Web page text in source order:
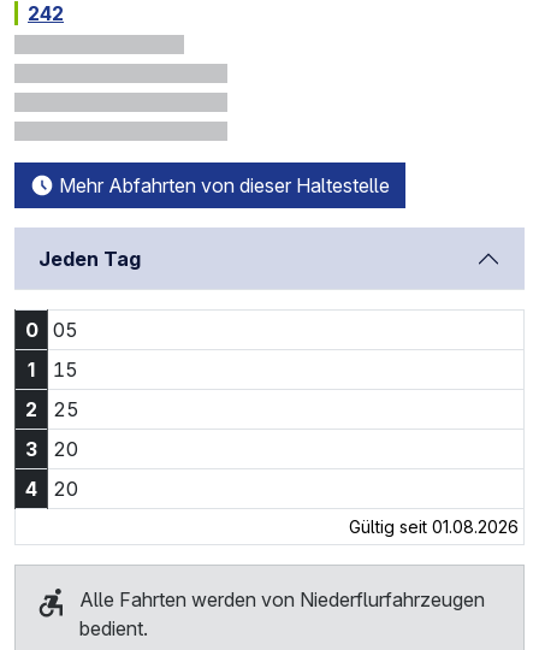
242
Mehr Abfahrten von dieser Haltestelle
Jeden Tag
0 05
1
15
2
25
3
20
4
20
Gültig seit 01.08.2026
Alle Fahrten werden von Niederflurfahrzeugen
bedient.